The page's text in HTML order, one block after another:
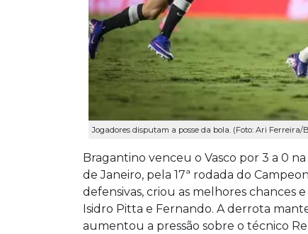
Jogadores disputam a posse da bola. (Foto: Ari
Bragantino venceu o Vasco por 3 a 0
de Janeiro, pela 17ª rodada do
defensivas, criou as melhores
Isidro Pitta e Fernando. A derrota
aumentou a pressão sobre o técnico